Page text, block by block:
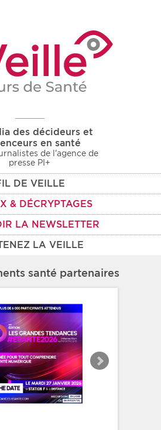
des décideurs et
en santé
de l'agence de
presse PI+
DE VEILLE
& DÉCRYPTAGES
LA NEWSLETTER
LA VEILLE
santé partenaires